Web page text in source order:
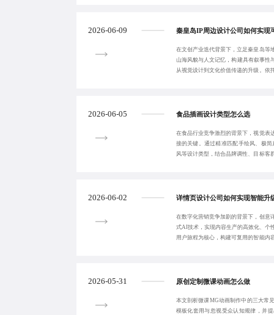
2026-06-09 秦皇岛IP周边设计公司如何实现
在文创产业迭代背景下，立足秦皇岛等
山海风貌与人文记忆，构建具有叙事性
从视觉设计到文化价值传递的升级。依
2026-06-05 食品插画设计类型怎么选
在食品行业竞争激烈的背景下，视觉表
接的关键。通过精准匹配手绘风、极
风等设计类型，结合品牌调性、目标客
2026-06-02 详情页设计公司如何实现智能升
在数字化营销竞争加剧的背景下，创意
式AI技术，实现内容生产的高效化、个
用户旅程为核心，构建可复用的智能内
2026-05-31 原创定制微课动画怎么做
本文剖析微课MG动画制作中的三大
模板化套用与忽视受众认知规律，并